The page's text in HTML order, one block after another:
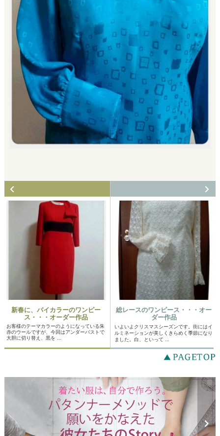
新春に、バイカラーのワンピー
ス・・・オーダー作品
お客様のテーマカラーのようになっている朱
赤のウールですが、今回はアンダーバストで
大胆に切り替え、黒を ...
総レースのワンピース・・・オー
ダー作品
いよいよクリスマスシーズンです。街にはイ
ルミネーションが美しくきらめく季節になり
ました。白、といって ...